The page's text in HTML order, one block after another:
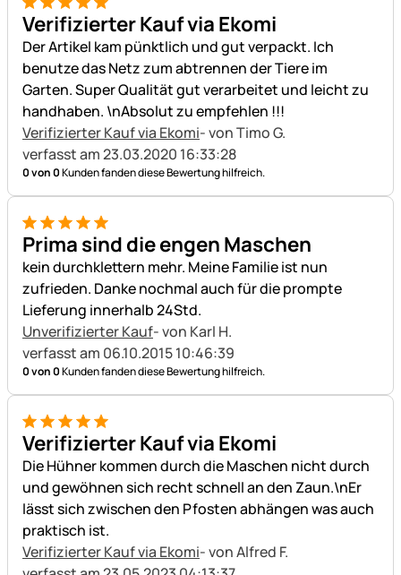
5 von 5
Verifizierter Kauf via Ekomi
Der Artikel kam pünktlich und gut verpackt. Ich
benutze das Netz zum abtrennen der Tiere im
Garten. Super Qualität gut verarbeitet und leicht zu
handhaben. \nAbsolut zu empfehlen !!!
Verifizierter Kauf via Ekomi- von Timo G.
verfasst am 23.03.2020 16:33:28
0 von 0Kunden fanden diese Bewertung hilfreich.
5 von 5
Prima sind die engen Maschen
kein durchklettern mehr. Meine Familie ist nun
zufrieden. Danke nochmal auch für die prompte
Lieferung innerhalb 24Std.
Unverifizierter Kauf- von Karl H.
verfasst am 06.10.2015 10:46:39
0 von 0Kunden fanden diese Bewertung hilfreich.
5 von 5
Verifizierter Kauf via Ekomi
Die Hühner kommen durch die Maschen nicht durch
und gewöhnen sich recht schnell an den Zaun.\nEr
lässt sich zwischen den Pfosten abhängen was auch
praktisch ist.
Verifizierter Kauf via Ekomi- von Alfred F.